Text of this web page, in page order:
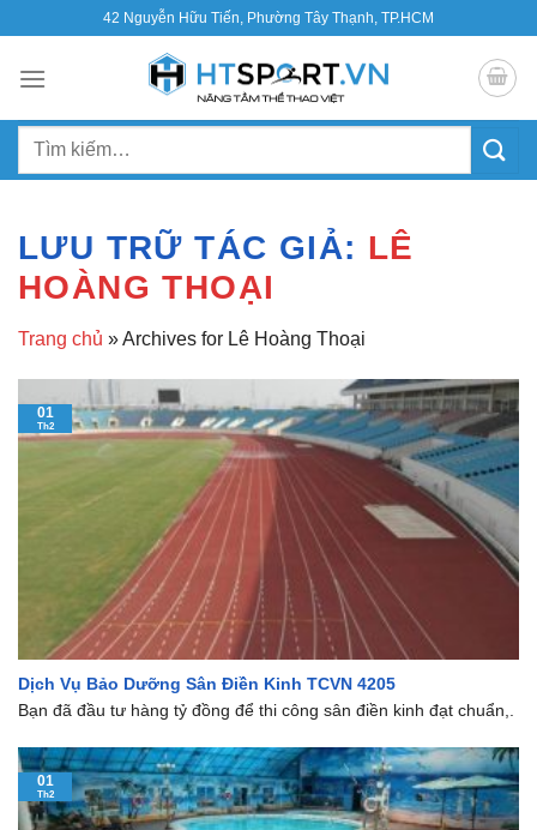
nội
42 Nguyễn Hữu Tiến, Phường Tây Thạnh, TP.HCM
Tìm
LƯU TRỮ TÁC GIẢ: LÊ
HOÀNG THOẠI
Trang chủ »Archives for Lê Hoàng Thoại
Dịch Vụ Bảo Dưỡng Sân Điền Kinh TCVN 4205
Bạn đã đầu tư hàng tỷ đồng để thi công sân điền kinh đạt chuẩn,.
01
Th2
01
Th2